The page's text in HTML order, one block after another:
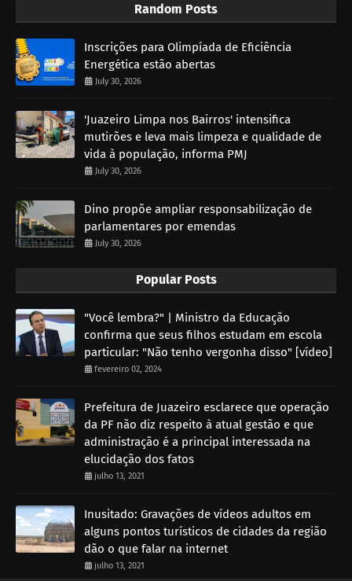
Random Posts
Inscrições para Olimpíada de Eficiência
Energética estão abertas
July 30, 2026
'Juazeiro Limpa nos Bairros' intensifica
mutirões e leva mais limpeza e qualidade de
vida à população, informa PMJ
July 30, 2026
Dino propõe ampliar responsabilização de
parlamentares por emendas
July 30, 2026
Popular Posts
"Você lembra?" | Ministro da Educação
confirma que seus filhos estudam em escola
particular: "Não tenho vergonha disso" [vídeo]
fevereiro 02, 2024
Prefeitura de Juazeiro esclarece que operação
da PF não diz respeito à atual gestão e que
administração é a principal interessada na
elucidação dos fatos
julho 13, 2021
Inusitado: Gravações de vídeos adultos em
alguns pontos turísticos de cidades da região
dão o que falar na internet
julho 13, 2021